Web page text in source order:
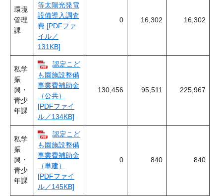
環境
管理
課
等太陽光発電
設備導入調査
費 [PDFファ
イル／
131KB]
0 16,302 16,302
私学
振
興・
青少
年課
認定こど
も園施設整備
事業費補助金
（公共）
[PDFファイ
ル／134KB]
130,456 95,511 225,967
私学
振
興・
青少
年課
認定こど
も園施設整備
事業費補助金
（単建）
[PDFファイ
ル／145KB]
0 840 840